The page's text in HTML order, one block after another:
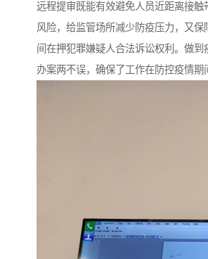
远程提审既能有效避免人员近距离接触
风险，给监管场所减少防疫压力，又保
间在押犯罪嫌疑人合法诉讼权利。做到
办案两不误，确保了工作在防控疫情期